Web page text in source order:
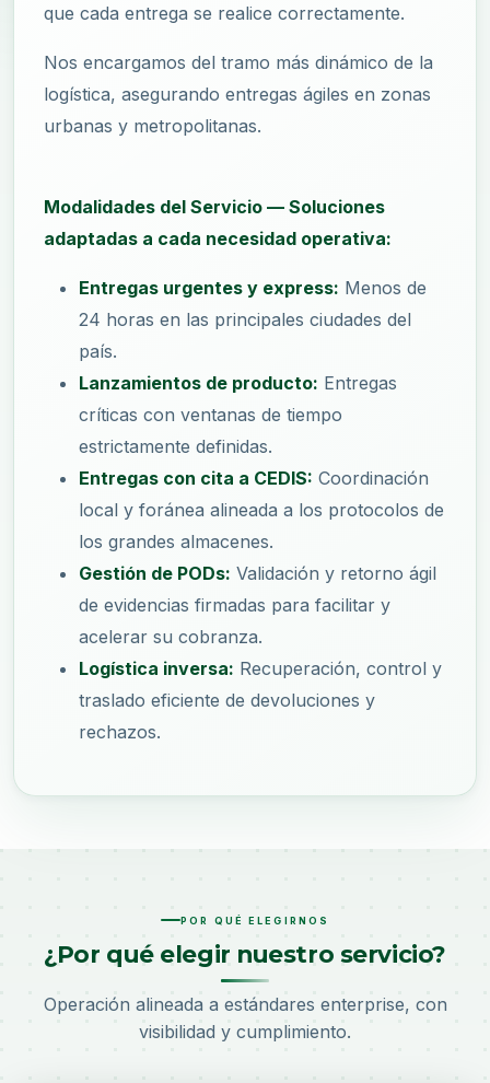
que cada entrega se realice correctamente.
Nos encargamos del tramo más dinámico de la
logística, asegurando entregas ágiles en zonas
urbanas y metropolitanas.
Modalidades del Servicio — Soluciones
adaptadas a cada necesidad operativa:
Entregas urgentes y express: Menos de
24 horas en las principales ciudades del
país.
Lanzamientos de producto: Entregas
críticas con ventanas de tiempo
estrictamente definidas.
Entregas con cita a CEDIS: Coordinación
local y foránea alineada a los protocolos de
los grandes almacenes.
Gestión de PODs: Validación y retorno ágil
de evidencias firmadas para facilitar y
acelerar su cobranza.
Logística inversa: Recuperación, control y
traslado eficiente de devoluciones y
rechazos.
POR QUÉ ELEGIRNOS
¿Por qué elegir nuestro servicio?
Operación alineada a estándares enterprise, con
visibilidad y cumplimiento.